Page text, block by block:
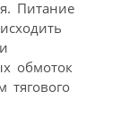
Питание
обмоток
тягового